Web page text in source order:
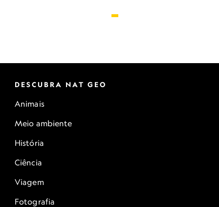
DESCUBRA NAT GEO
Animais
Meio ambiente
História
Ciência
Viagem
Fotografia